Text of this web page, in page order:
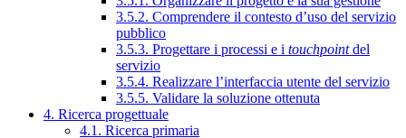
3.5.2. Comprendere il contesto d’uso del servizio
pubblico
3.5.3. Progettare i processi e i touchpointdel
servizio
3.5.4. Realizzare l’interfaccia utente del servizio
3.5.5. Validare la soluzione ottenuta
4. Ricerca progettuale
4.1. Ricerca primaria